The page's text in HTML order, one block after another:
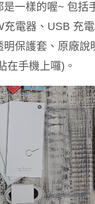
是一樣的喔~ 包括
充電器、USB 充
明保護套、原廠說
在手機上囉)。